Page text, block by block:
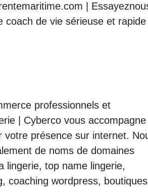
|
coach de vie sérieuse et rapide
profes­sion­nels et
| Cyberco vous accompagne
votre présence sur internet.
de noms de domaines
lingerie, top name lingerie,
coaching wordpress, boutiques